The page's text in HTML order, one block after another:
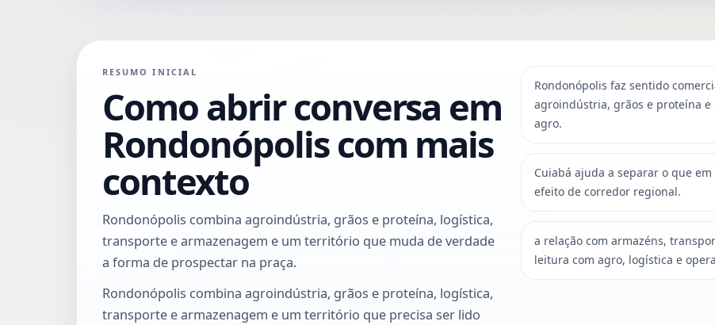
RESUMO INICIAL
Como abrir conversa em
Rondonópolis com mais
contexto
Rondonópolis combina agroindústria, grãos e proteína, logística,
transporte e armazenagem e um território que muda de verdade
a forma de prospectar na praça.
Rondonópolis combina agroindústria, grãos e proteína, logística,
transporte e armazenagem e um território que precisa ser lido
Rondonópolis faz sentido
agroindústria, grãos e proteína
agro.
Cuiabá ajuda a separar o que
efeito de corredor regional.
a relação com armazéns,
leitura com agro, logística e